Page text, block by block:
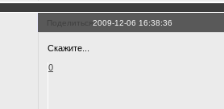
Поделиться2009-12-06 16:38:36
Скажите...
0